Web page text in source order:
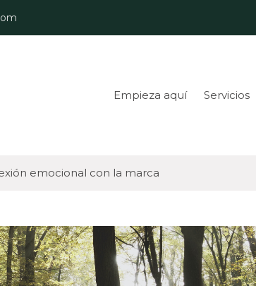
Empieza aquí Servicios
emocional con la marca